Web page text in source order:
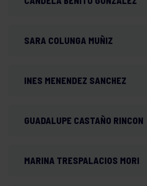
SARA COLUNGA MUÑIZ
INES MENENDEZ SANCHEZ
GUADALUPE CASTAÑO RINCON
MARINA TRESPALACIOS MORI